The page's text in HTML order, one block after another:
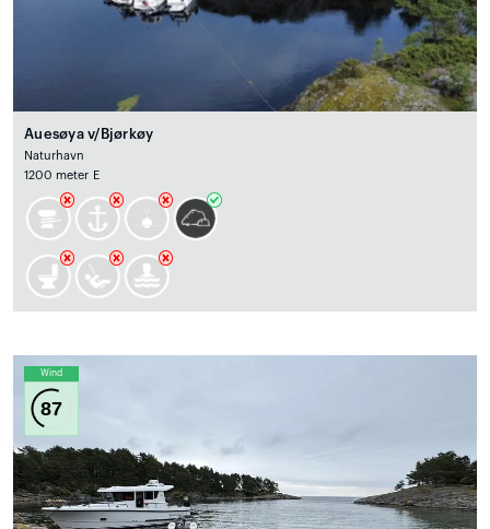
Auesøya v/Bjørkøy
Naturhavn
1200 meter E
Wind
87